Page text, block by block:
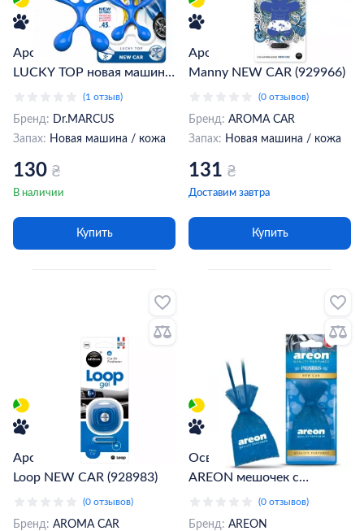
Ароматизатор Dr.MARCUS
LUCKY TOP новая машина
(1 отзыв)
Бренд:
Dr.MARCUS
Запах: Новая машина / кожа
130 ₴
В наличии
Купить
Ароматизатор Aroma Car
Manny NEW CAR (929966)
(0 отзывов)
Бренд: AROMA CAR
Запах: Новая машина / кожа
131 ₴
Доставим завтра
Купить
Ароматизатор Aroma Car
Loop NEW CAR (928983)
(0 отзывов)
Бренд: AROMA CAR
Освежитель воздуха
AREON мешочек с
гранулами New Car
(ABP16)
(0 отзывов)
Бренд: AREON